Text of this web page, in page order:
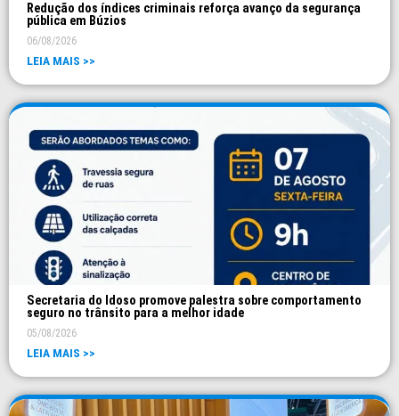
Redução dos índices criminais reforça avanço da segurança
pública em Búzios
06/08/2026
LEIA MAIS >>
Secretaria do Idoso promove palestra sobre comportamento
seguro no trânsito para a melhor idade
05/08/2026
LEIA MAIS >>